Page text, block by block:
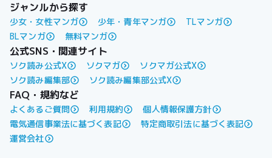
ジャンルから探す
少女・女性マンガ 少年・青年マンガ
TLマンガ
BLマンガ
無料マンガ
公式SNS・関連サイト
ソク読み公式X ソクマガ
ソクマガ公式X
ソク読み編集部
ソク読み編集部公式X
FAQ・規約など
よくあるご質問 利用規約
個人情報保護方針
電気通信事業法に基づく表記
特定商取引法に基づく表記
運営会社